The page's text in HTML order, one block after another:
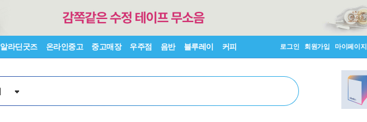
알라딘굿즈 온라인중고 중고매장 우주점 음반 블루레이 커피 로그인 회원가입 마이페이지